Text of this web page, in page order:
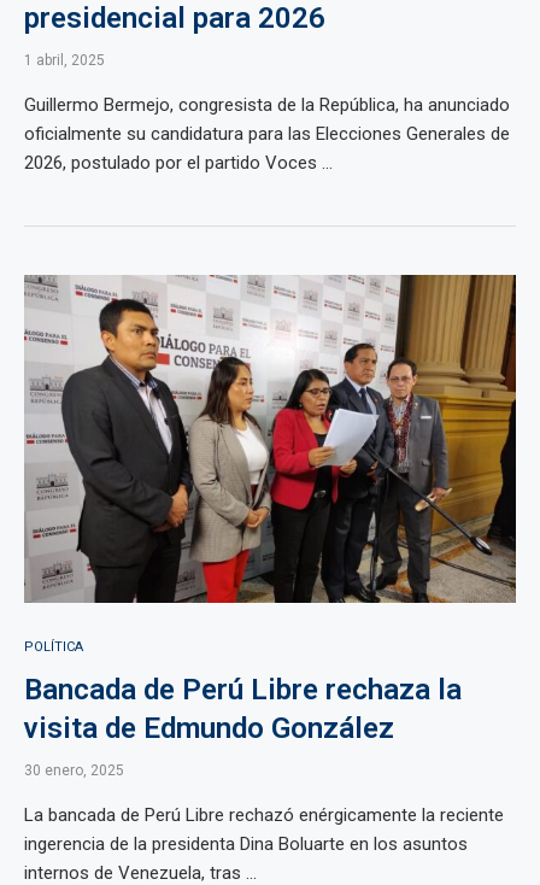
presidencial para 2026
1 abril, 2025
Guillermo Bermejo, congresista de la República, ha anunciado
oficialmente su candidatura para las Elecciones Generales de
2026, postulado por el partido Voces ...
POLÍTICA
Bancada de Perú Libre rechaza la
visita de Edmundo González
30 enero, 2025
La bancada de Perú Libre rechazó enérgicamente la reciente
ingerencia de la presidenta Dina Boluarte en los asuntos
internos de Venezuela, tras ...